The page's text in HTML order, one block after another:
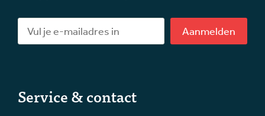
Aanmelden
Service & contact